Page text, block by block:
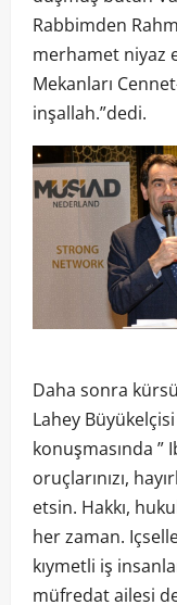
Rabbimden
merhamet niyaz
Mekanları
inşallah.”dedi.
Daha sonra
Lahey
konuşmasında ”
oruçlarınızı,
etsin. Hakkı,
her zaman.
kıymetli iş
müfredat ailesi